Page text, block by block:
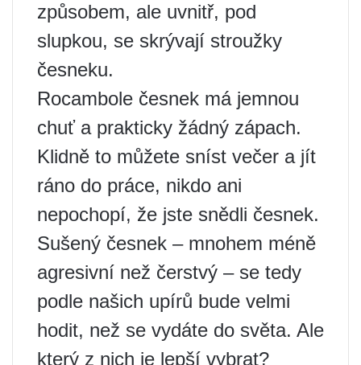
způsobem, ale uvnitř, pod
slupkou, se skrývají stroužky
česneku.
Rocambole česnek má jemnou
chuť a prakticky žádný zápach.
Klidně to můžete sníst večer a jít
ráno do práce, nikdo ani
nepochopí, že jste snědli česnek.
Sušený česnek – mnohem méně
agresivní než čerstvý – se tedy
podle našich upírů bude velmi
hodit, než se vydáte do světa. Ale
který z nich je lepší vybrat?